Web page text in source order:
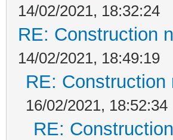
14/02/2021, 18:32:24
RE: Construction
14/02/2021, 18:49:19
RE:
16/02/2021, 18:52:34
RE: